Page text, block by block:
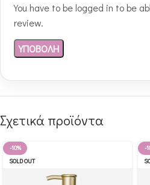
You have to be logged in to be
review.
Σχετικά προϊόντα
-10%
SOLD OUT
-